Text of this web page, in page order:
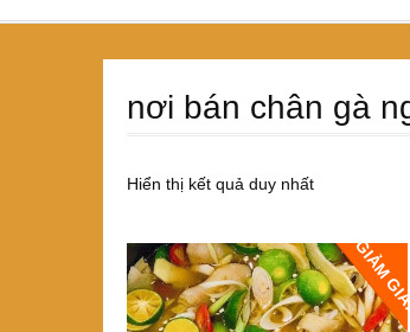
nơi bán chân gà
Hiển thị kết quả duy nhất
GIẢM GIÁ!